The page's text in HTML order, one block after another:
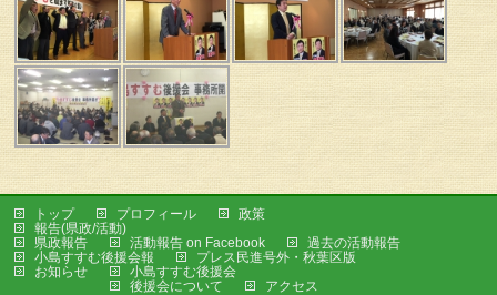
トップ プロフィール
政策
報告(県政/活動)
県政報告
活動報告 on Facebook
過去の活動報告
小島すすむ後援会報
プレス民進号外・秋葉区版
お知らせ
小島すすむ後援会
後援会について
アクセス